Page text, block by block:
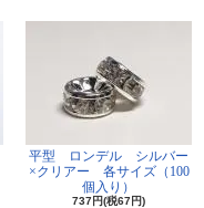
平型 ロンデル シルバー
×クリアー 各サイズ（100
個入り）
737円(税67円)